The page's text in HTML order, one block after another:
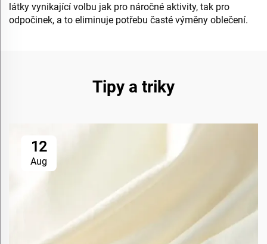
látky vynikající volbu jak pro náročné aktivity, tak pro
odpočinek, a to eliminuje potřebu časté výměny oblečení.
Tipy a triky
12
Aug